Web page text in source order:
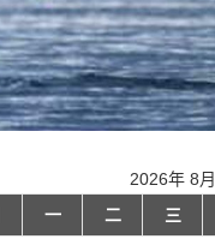
2026年 8月
一 二 三